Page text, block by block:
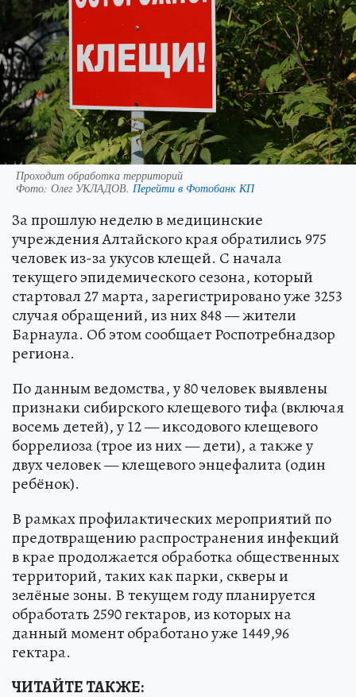
Проходит обработка территорий
Фото: Олег УКЛАДОВ. Перейти в Фотобанк КП
За прошлую неделю в медицинские
учреждения Алтайского края обратились 975
человек из-за укусов клещей. С начала
текущего эпидемического сезона, который
стартовал 27 марта, зарегистрировано уже 3253
случая обращений, из них 848 — жители
Барнаула. Об этом сообщает Роспотребнадзор
региона.
По данным ведомства, у 80 человек выявлены
признаки сибирского клещевого тифа (включая
восемь детей), у 12 — иксодового клещевого
боррелиоза (трое из них — дети), а также у
двух человек — клещевого энцефалита (один
ребёнок).
В рамках профилактических мероприятий по
предотвращению распространения инфекций
в крае продолжается обработка общественных
территорий, таких как парки, скверы и
зелёные зоны. В текущем году планируется
обработать 2590 гектаров, из которых на
данный момент обработано уже 1449,96
гектара.
ЧИТАЙТЕ ТАКЖЕ: